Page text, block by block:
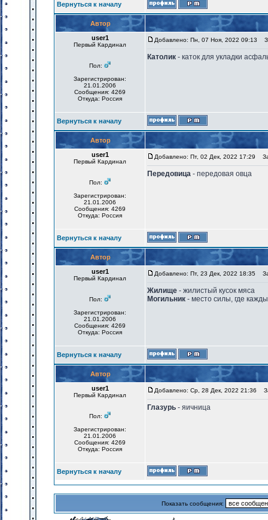
Вернуться к началу
Автор
user1
Первый Кардинал
Пол:
Зарегистрирован:
21.01.2006
Сообщения: 4269
Откуда: Россия
Добавлено: Пн, 07 Ноя, 2022 09:13
Католик - каток для укладки
Вернуться к началу
Автор
user1
Первый Кардинал
Пол:
Зарегистрирован:
21.01.2006
Сообщения: 4269
Откуда: Россия
Добавлено: Пт, 02 Дек, 2022 17:29
Передовица - передовая овца
Вернуться к началу
Автор
user1
Первый Кардинал
Пол:
Зарегистрирован:
21.01.2006
Сообщения: 4269
Откуда: Россия
Добавлено: Пт, 23 Дек, 2022 18:35
Жилище - жилистый кусок мяса
Могильник - место силы, где
Вернуться к началу
Автор
user1
Первый Кардинал
Пол:
Зарегистрирован:
21.01.2006
Сообщения: 4269
Откуда: Россия
Добавлено: Ср, 28 Дек, 2022 21:36
Глазурь - яичница
Вернуться к началу
Показать сообщения: